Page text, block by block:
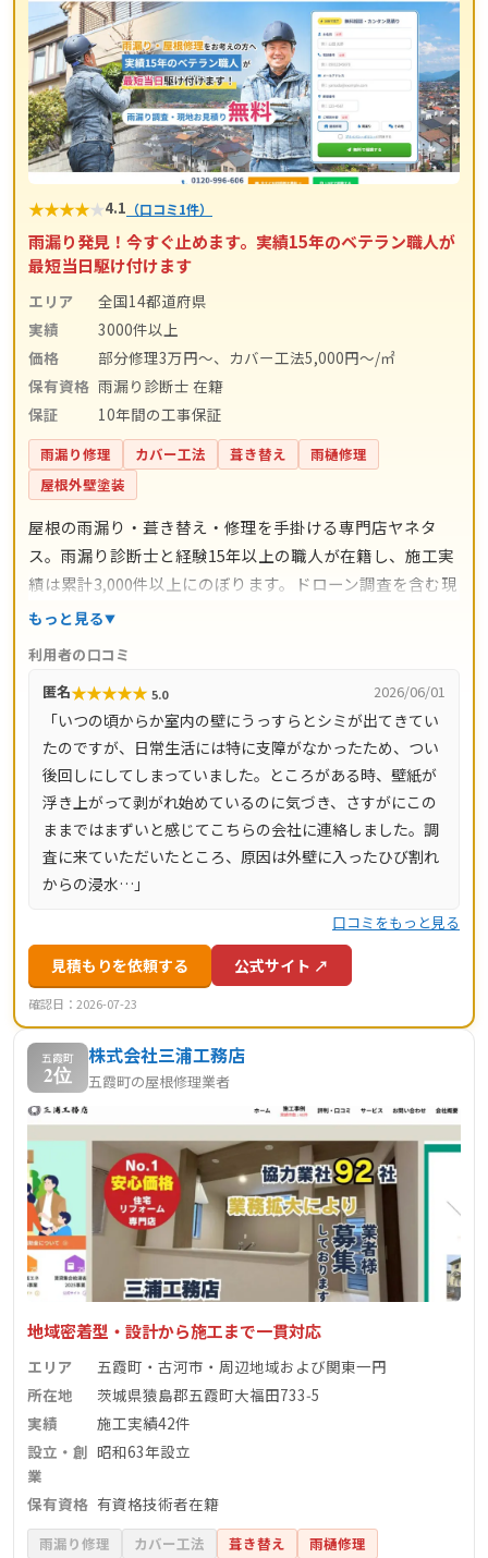
★★★★★4.1 （口コミ1件）
雨漏り発見！今すぐ止めます。実績15年のベテラン職人が
最短当日駆け付けます
エリア
全国14都道府県
実績
3000件以上
価格
部分修理3万円～、カバー工法5,000円～/㎡
保有資格 雨漏り診断士 在籍
保証
10年間の工事保証
雨漏り修理 カバー工法 葺き替え
雨樋修理
屋根外壁塗装
屋根の雨漏り・葺き替え・修理を手掛ける専門店ヤネタ
ス。雨漏り診断士と経験15年以上の職人が在籍し、施工実
績は累計3,000件以上にのぼります。ドローン調査を含む現
地調査・お見積り・出張費は無料。瓦ずれ直し1,500円〜/
㎡と料金の目安が明確で、自社職人の直接施工により中間
マージンがかかりません。施工後は10年間の工事保証付
き。東京都・神奈川県・埼玉県・千葉県・茨城県・栃木
県・群馬県など全国14都道府県に対応し、LINE・メールは
24時間受付、最短当日にお伺いします。
もっと見る
利用者の口コミ
匿名★★★★★ 5.0 2026/06/01
「いつの頃からか室内の壁にうっすらとシミが出てきてい
たのですが、日常生活には特に支障がなかったため、つい
後回しにしてしまっていました。ところがある時、壁紙が
浮き上がって剥がれ始めているのに気づき、さすがにこの
ままではまずいと感じてこちらの会社に連絡しました。調
査に来ていただいたところ、原因は外壁に入ったひび割れ
からの浸水…」
口コミをもっと見る
見積もりを依頼する 公式サイト ↗
確認日：2026-07-23
五霞町
2位
株式会社三浦工務店
五霞町の屋根修理業者
地域密着型・設計から施工まで一貫対応
エリア
五霞町・古河市・周辺地域および関東一円
所在地
茨城県猿島郡五霞町大福田733‑5
実績
施工実績42件
設立・創
業
昭和63年設立
保有資格 有資格技術者在籍
雨漏り修理 カバー工法 葺き替え
雨樋修理